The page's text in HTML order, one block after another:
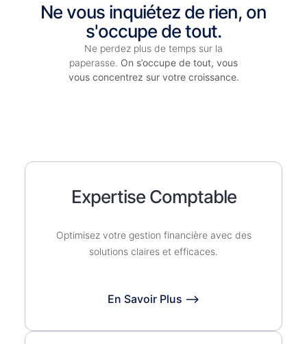
Ne vous inquiétez de rien, on
s'occupe de tout.
Ne perdez plus de temps sur la
paperasse. On s’occupe de tout, vous
vous concentrez sur votre croissance.
Expertise Comptable
Optimisez votre gestion financière avec des
solutions claires et efficaces.
En Savoir Plus ⟶